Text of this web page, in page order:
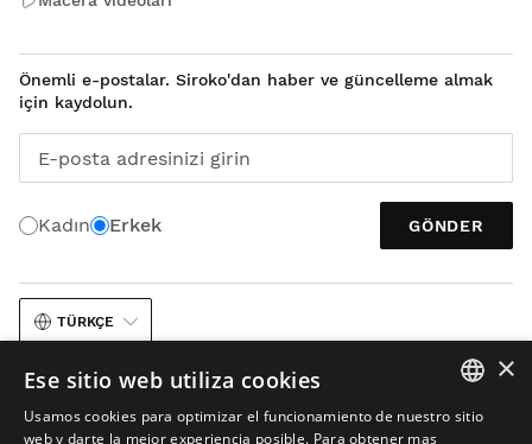
Önemli e-postalar. Siroko'dan haber ve güncelleme almak
için kaydolun.
E-posta adresinizi girin
Kadın Erkek GÖNDER
TÜRKÇE
SPANISH
×
Ese sitio web utiliza cookies
Usamos cookies para optimizar el funcionamiento de nuestro sitio
web y darte la mejor experiencia posible. Para obtener mas